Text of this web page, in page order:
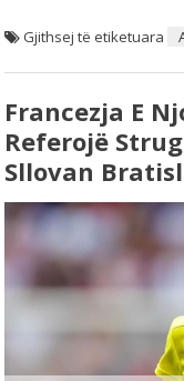
Gjithsej të etiketuara
Francezja E
Referojë
Sllovan